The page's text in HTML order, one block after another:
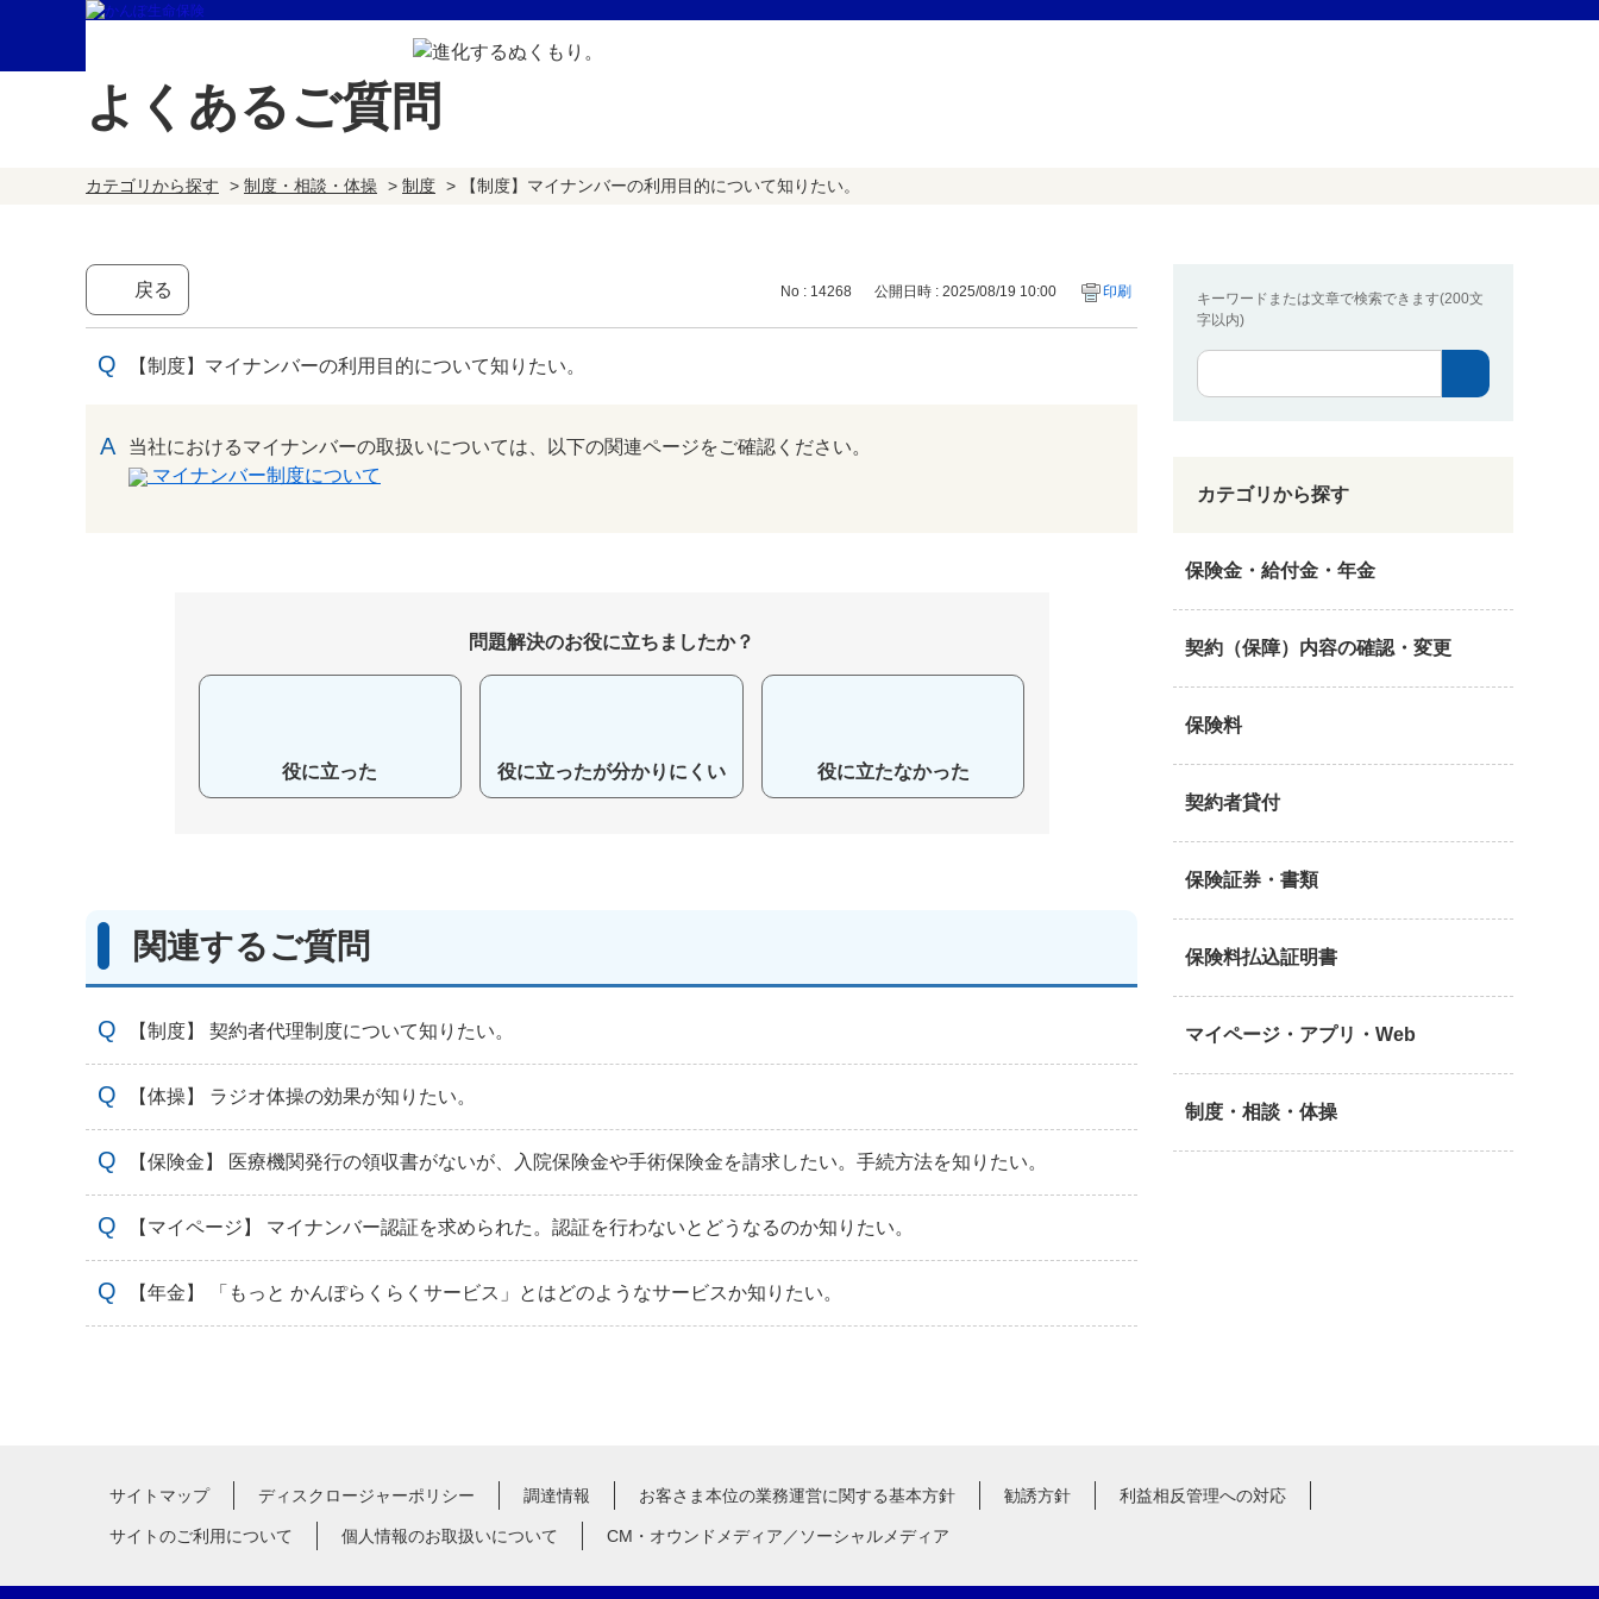
よくあるご質問
カテゴリから探す > 制度・相談・体操 > 制度 > 【制度】マイナンバーの利用目的について知りたい。
キーワードまたは文章で検索できます(200文
字以内)
カテゴリから探す
保険金・給付金・年金
契約（保障）内容の確認・変更
保険料
契約者貸付
保険証券・書類
保険料払込証明書
マイページ・アプリ・Web
制度・相談・体操
戻る No : 14268 公開日時 : 2025/08/19 10:00 印刷
【制度】マイナンバーの利用目的について知りたい。
当社におけるマイナンバーの取扱いについては、以下の関連ページをご確認ください。
マイナンバー制度について
問題解決のお役に立ちましたか？
役に立った 役に立ったが分かりにくい 役に立たなかった
関連するご質問
【制度】 契約者代理制度について知りたい。
【体操】 ラジオ体操の効果が知りたい。
【保険金】 医療機関発行の領収書がないが、入院保険金や手術保険金を請求したい。手続方法を知りたい。
【マイページ】 マイナンバー認証を求められた。認証を行わないとどうなるのか知りたい。
【年金】 「もっと かんぽらくらくサービス」とはどのようなサービスか知りたい。
サイトマップ ディスクロージャーポリシー 調達情報 お客さま本位の業務運営に関する基本方針 勧誘方針 利益相反管理への対応
サイトのご利用について 個人情報のお取扱いについて CM・オウンドメディア／ソーシャルメディア